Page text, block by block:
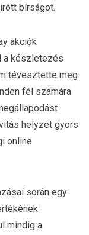
bírságot.
akciók
a készletezés
tévesztette meg
fél számára
helyzet gyors
online
során egy
mindig a